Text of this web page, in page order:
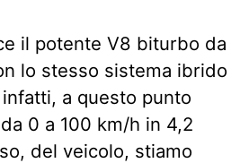
il potente V8 biturbo da
lo stesso sistema ibrido
a questo punto
0 a 100 km/h in 4,2
del veicolo, stiamo